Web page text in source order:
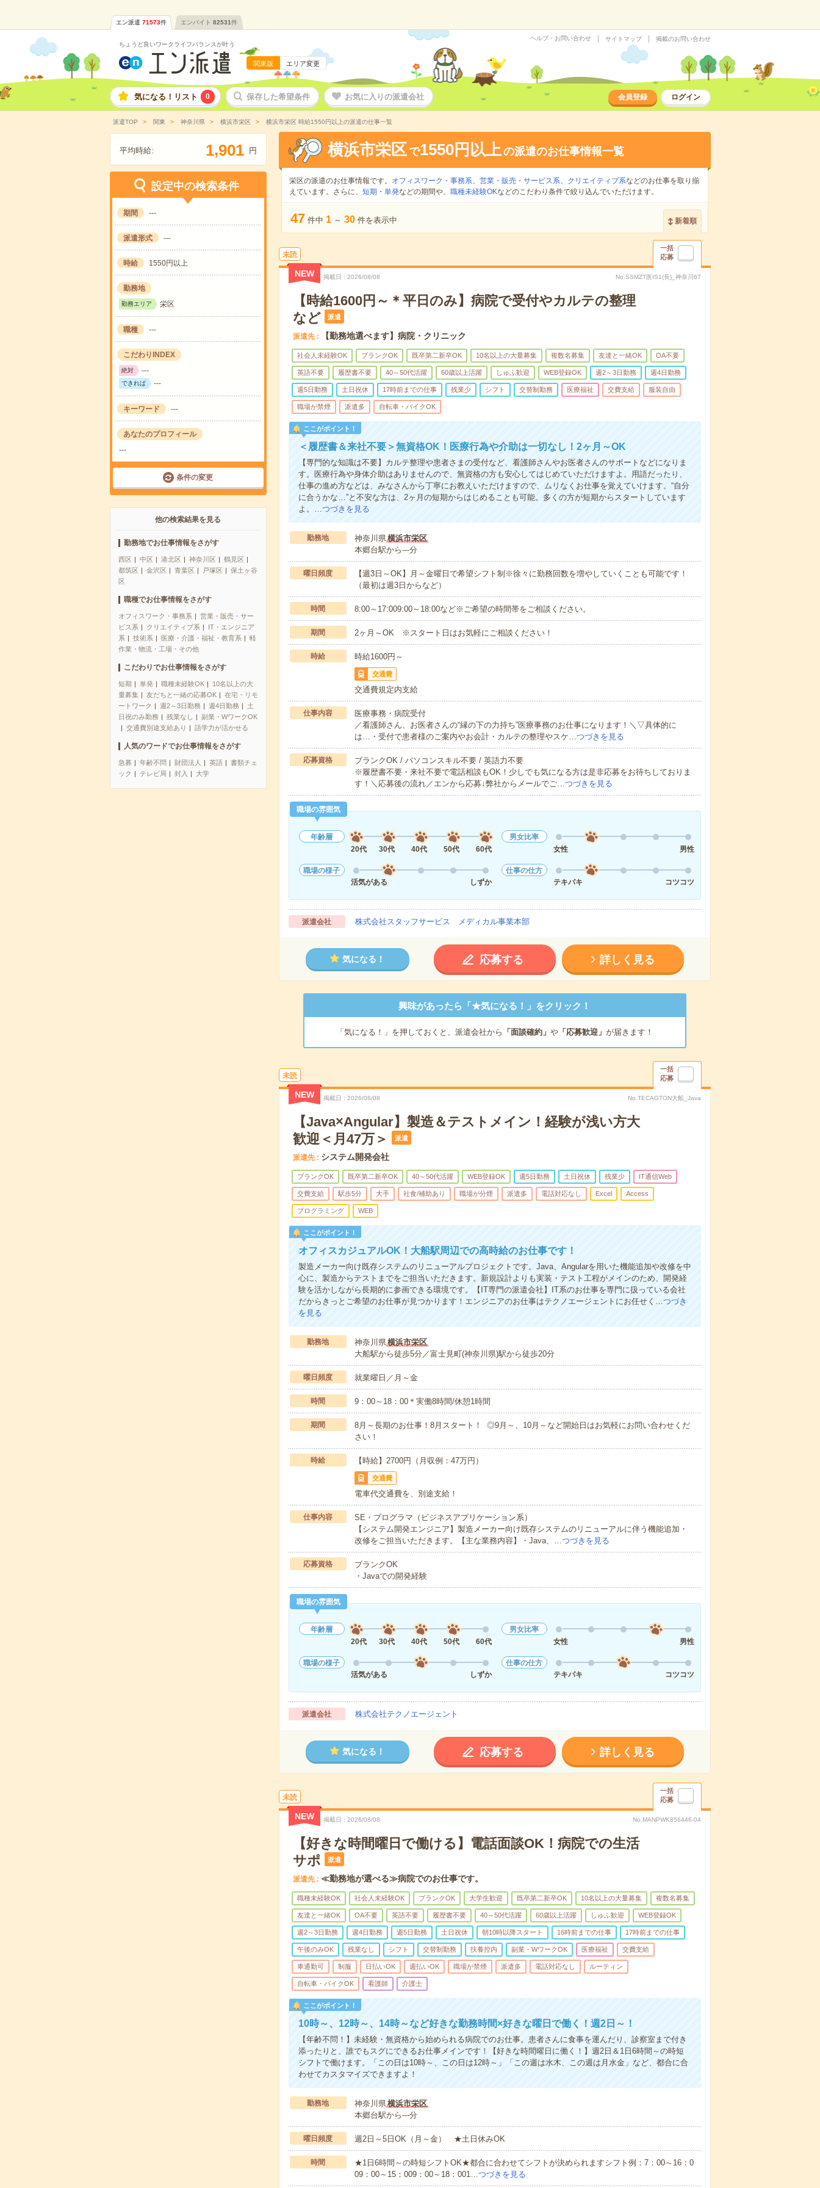
エン派遣 71573件 エンバイト 82531件
ちょうど良いワークライフバランスが叶う
関東版 エリア変更
ヘルプ・お問い合わせ サイトマップ 掲載のお問い合わせ
気になる！リスト 0 保存した希望条件 お気に入りの派遣会社 会員登録 ログイン
派遣TOP 関東 神奈川県 横浜市栄区 横浜市栄区 時給1550円以上の派遣の仕事一覧
平均時給: 1,901 円
設定中の検索条件
期間 ---
派遣形式 ---
時給 1550円以上
勤務地
勤務エリア 栄区
職種 ---
こだわりINDEX
絶対 ---
できれば ---
キーワード ---
あなたのプロフィール
---
条件の変更
他の検索結果を見る
勤務地でお仕事情報をさがす
西区 中区 港北区 神奈川区
鶴見区
都筑区
金沢区 青葉区 戸塚区
保土ヶ谷
区
職種でお仕事情報をさがす
オフィスワーク・事務系
営業・販売・サー
ビス系
クリエイティブ系
IT・エンジニア
系
技術系 医療・介護・福祉・教育系
軽
作業・物流・工場・その他
こだわりでお仕事情報をさがす
短期 単発 職種未経験OK
10名以上の大
量募集
友だちと一緒の応募OK
在宅・リモ
ートワーク
週2～3日勤務 週4日勤務
土
日祝のみ勤務
残業なし
副業・WワークOK
交通費別途支給あり
語学力が活かせる
人気のワードでお仕事情報をさがす
急募 年齢不問 財団法人 英語
書類チェ
ック
テレビ局 封入 大学
横浜市栄区 で1550円以上の派遣のお仕事情報一覧
栄区の派遣のお仕事情報です。 オフィスワーク・事務系、 営業・販売・サービス系、 クリエイティブ系などのお仕事を取り揃
えています。さらに、 短期 ・ 単発などの期間や、 職種未経験OKなどのこだわり条件で絞り込んでいただけます。
47 件中 1 ～ 30 件を表示中 新着順
未読
一括
応募
NEW 掲載日 2026/08/08 No.SSMZT医IS1(長)_神奈川67
【時給1600円～＊平日のみ】病院で受付やカルテの整理
など
派遣
派遣先 【勤務地選べます】病院・クリニック
社会人未経験OK ブランクOK 既卒第二新卒OK 10名以上の大量募集 複数名募集 友達と一緒OK OA不要
英語不要 履歴書不要 40～50代活躍 60歳以上活躍 しゅふ歓迎 WEB登録OK 週2～3日勤務 週4日勤務
週5日勤務 土日祝休 17時前までの仕事 残業少 シフト 交替制勤務 医療福祉 交費支給 服装自由
職場が禁煙 派遣多 自転車・バイクOK
ここがポイント！
＜履歴書＆来社不要＞無資格OK！医療行為や介助は一切なし！2ヶ月～OK
【専門的な知識は不要】カルテ整理や患者さまの受付など、看護師さんやお医者さんのサポートなどになりま
す。医療行為や身体介助はありませんので、無資格の方も安心してはじめていただけますよ。用語だったり、
仕事の進め方などは、みなさんから丁寧にお教えいただけますので、ムリなくお仕事を覚えていけます。“自分
に合うかな…”と不安な方は、2ヶ月の短期からはじめることも可能。多くの方が短期からスタートしています
よ。…つづきを見る
勤務地 神奈川県横浜市栄区
本郷台駅から---分
曜日頻度
【週3日～OK】月～金曜日で希望シフト制※徐々に勤務回数を増やしていくことも可能です！
（最初は週3日からなど）
時間 8:00～17:009:00～18:00など※ご希望の時間帯をご相談ください。
期間 2ヶ月～OK ※スタート日はお気軽にご相談ください！
時給 時給1600円～
交通費
交通費規定内支給
仕事内容
医療事務・病院受付
／看護師さん、お医者さんの“縁の下の力持ち”医療事務のお仕事になります！＼▽具体的に
は…・受付で患者様のご案内やお会計・カルテの整理やスケ…つづきを見る
応募資格
ブランクOK / パソコンスキル不要 / 英語力不要
※履歴書不要・来社不要で電話相談もOK！少しでも気になる方は是非応募をお待ちしておりま
す！＼応募後の流れ／エンから応募↓弊社からメールでご…つづきを見る
職場の雰囲気
年齢層
20代
30代 40代 50代 60代
男女比率
女性
男性
職場の様子
活気がある
しずか
仕事の仕方
テキパキ
コツコツ
派遣会社 株式会社スタッフサービス メディカル事業本部
気になる！ 応募する 詳しく見る
興味があったら「★気になる！」をクリック！
「気になる！」を押しておくと、派遣会社から 「面談確約」 や「応募歓迎」 が届きます！
未読
一括
応募
NEW 掲載日 2026/08/08 No.TECAGTON大船_Java
【Java×Angular】製造＆テストメイン！経験が浅い方大
歓迎＜月47万＞
派遣
派遣先 システム開発会社
ブランクOK 既卒第二新卒OK 40～50代活躍 WEB登録OK 週5日勤務 土日祝休 残業少 IT通信Web
交費支給 駅歩5分 大手 社食/補助あり 職場が分煙 派遣多 電話対応なし Excel Access
プログラミング WEB
ここがポイント！
オフィスカジュアルOK！大船駅周辺での高時給のお仕事です！
製造メーカー向け既存システムのリニューアルプロジェクトです。Java、Angularを用いた機能追加や改修を中
心に、製造からテストまでをご担当いただきます。新規設計よりも実装・テスト工程がメインのため、開発経
験を活かしながら長期的に参画できる環境です。【IT専門の派遣会社】IT系のお仕事を専門に扱っている会社
だからきっとご希望のお仕事が見つかります！エンジニアのお仕事はテクノエージェントにお任せく…つづき
を見る
勤務地 神奈川県横浜市栄区
大船駅から徒歩5分／富士見町(神奈川県)駅から徒歩20分
曜日頻度 就業曜日／月～金
時間 9：00～18：00＊実働8時間/休憩1時間
期間
8月～長期のお仕事！8月スタート！ ◎9月～、10月～など開始日はお気軽にお問い合わせくだ
さい！
時給 【時給】2700円（月収例：47万円）
交通費
電車代交通費を、別途支給！
仕事内容
SE・プログラマ（ビジネスアプリケーション系）
【システム開発エンジニア】製造メーカー向け既存システムのリニューアルに伴う機能追加・
改修をご担当いただきます。【主な業務内容】・Java、…つづきを見る
応募資格
ブランクOK
・Javaでの開発経験
職場の雰囲気
年齢層
20代
30代 40代 50代 60代
男女比率
女性
男性
職場の様子
活気がある
しずか
仕事の仕方
テキパキ
コツコツ
派遣会社 株式会社テクノエージェント
気になる！ 応募する 詳しく見る
未読
一括
応募
NEW 掲載日 2026/08/08 No.MANPWK856446-04
【好きな時間曜日で働ける】電話面談OK！病院での生活
サポ
派遣
派遣先 ≪勤務地が選べる≫病院でのお仕事です。
職種未経験OK 社会人未経験OK ブランクOK 大学生歓迎 既卒第二新卒OK 10名以上の大量募集 複数名募集
友達と一緒OK OA不要 英語不要 履歴書不要 40～50代活躍 60歳以上活躍 しゅふ歓迎 WEB登録OK
週2～3日勤務 週4日勤務 週5日勤務 土日祝休 朝10時以降スタート 16時前までの仕事 17時前までの仕事
午後のみOK 残業なし シフト 交替制勤務 扶養控内 副業・WワークOK 医療福祉 交費支給
車通勤可 制服 日払いOK 週払いOK 職場が禁煙 派遣多 電話対応なし ルーティン
自転車・バイクOK 看護師 介護士
ここがポイント！
10時～、12時～、14時～など好きな勤務時間×好きな曜日で働く！週2日～！
【年齢不問！】未経験・無資格から始められる病院でのお仕事。患者さんに食事を運んだり、診察室まで付き
添ったりと、誰でもスグにできるお仕事メインです！【好きな時間曜日に働く！】週2日＆1日6時間～の時短
シフトで働けます。「この日は10時～、この日は12時～」「この週は水木、この週は月水金」など、都合に合
わせてカスタマイズできますよ！
勤務地 神奈川県横浜市栄区
本郷台駅から---分
曜日頻度 週2日～5日OK（月～金） ★土日休みOK
時間
★1日6時間～の時短シフトOK★都合に合わせてシフトが決められますシフト例：7：00～16：0
09：00～15：009：00～18：001…つづきを見る